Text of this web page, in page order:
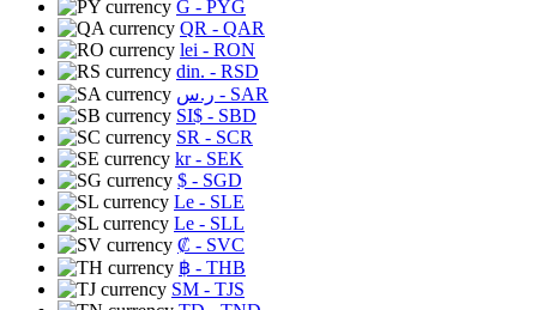
G - PYG
QR - QAR
lei - RON
din. - RSD
ر.س - SAR
SI$ - SBD
SR - SCR
kr- SEK
$ - SGD
Le - SLE
Le - SLL
₡ - SVC
฿ - THB
ЅМ - TJS